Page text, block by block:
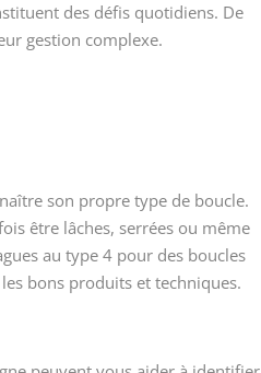
des défis quotidiens. De
gestion complexe.
son propre type de boucle.
être lâches, serrées ou même
au type 4 pour des boucles
bons produits et techniques.